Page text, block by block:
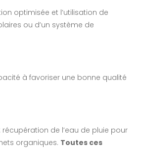
optimisée et l’utilisation de
ou d’un système de
à favoriser une bonne qualité
de l’eau de pluie pour
organiques. Toutes ces